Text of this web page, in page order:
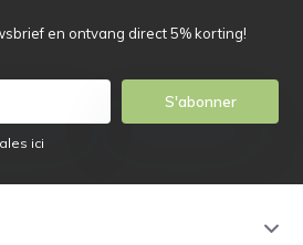
en ontvang direct 5% korting!
S'abonner
ici